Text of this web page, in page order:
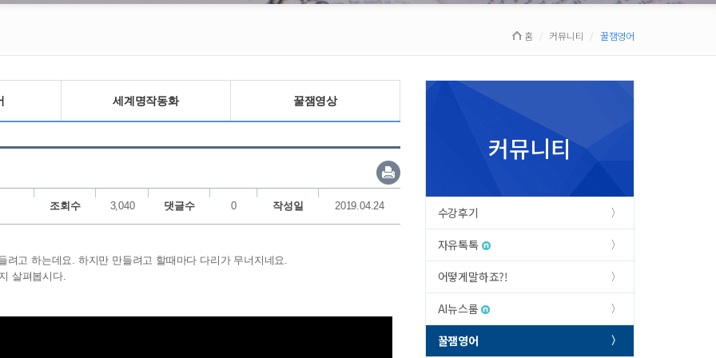
홈 커뮤니티 꿀잼영어
세계명작동화 꿀잼영상
조회수 3,040 댓글수 0 작성일 2019.04.24
고 하는데요. 하지만 만들려고 할때마다 다리가 무너지네요.
살펴봅시다.
커뮤니티
수강후기
자유톡톡
어떻게말하죠?!
AI뉴스룸
꿀잼영어